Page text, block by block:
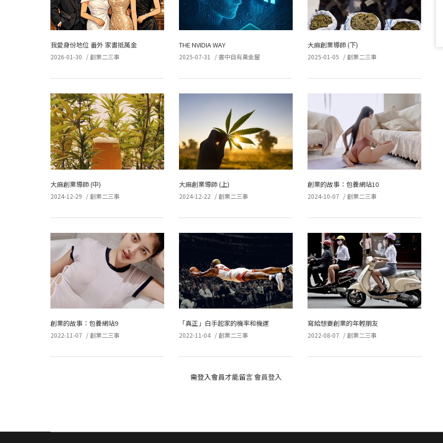
我愛身份地位 番外 家書抵萬金
2026-01-30 /創業二三事
THE NVIDIA WAY
2025-07-31 /書中自有黃金屋
大麻創業導師 (下)
2025-01-05 /創業二三事
大麻創業導師 (中)
2024-12-29 /創業二三事
大麻創業導師 (上)
2024-12-22 /創業二三事
創業的故事：包養網站10
2024-10-07 /創業二三事
創業的故事：包養網站9
2022-11-07 /創業二三事
「真正」白手起家的機率和機運
2022-11-04 /創業二三事
寫給想要創業的年輕朋友
2022-08-07 /創業二三事
需登入會員才能留言會員登入